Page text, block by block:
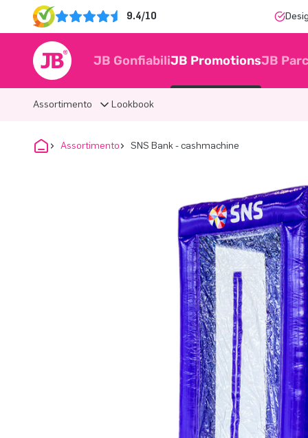
9.4/10
JB GonfiabiliJB PromotionsJB
Assortimento Lookbook
Assortimento SNS Bank - cashmachine